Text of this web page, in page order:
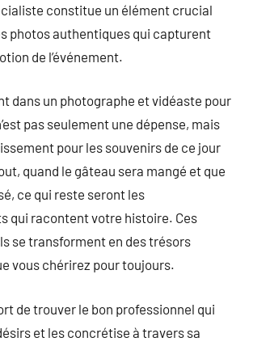
constitue un élément crucial
photos authentiques qui capturent
de l’événement.
dans un photographe et vidéaste pour
pas seulement une dépense, mais
pour les souvenirs de ce jour
quand le gâteau sera mangé et que
ce qui reste seront les
qui racontent votre histoire. Ces
se transforment en des trésors
vous chérirez pour toujours.
de trouver le bon professionnel qui
et les concrétise à travers sa